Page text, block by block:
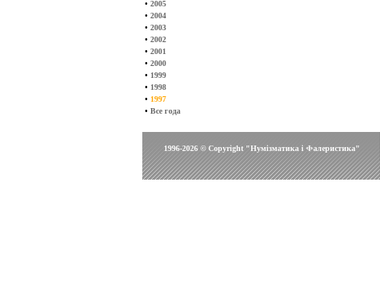
• 2005
• 2004
• 2003
• 2002
• 2001
• 2000
• 1999
• 1998
• 1997
• Все года
1996-2026 © Copyright "Нумізматика і Фалеристика"